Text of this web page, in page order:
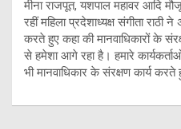
मीना राजपूत, यशपाल महावर आदि
रहीं महिला प्रदेशाध्यक्ष संगीता
करते हुए कहा की मानवाधिकारों के
से हमेशा आगे रहा है। हमारे
भी मानवाधिकार के संरक्षण कार्य